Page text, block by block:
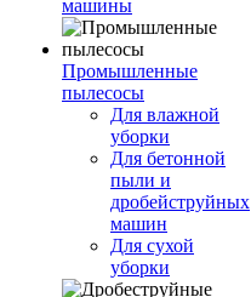
машины
Промышленные
пылесосы
Для влажной
уборки
Для бетонной
пыли и
дробейструйных
машин
Для сухой
уборки